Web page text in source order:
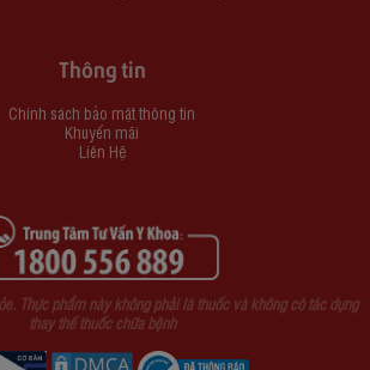
Thông tin
Chính sách bảo mật thông tin
Khuyến mãi
Liên Hệ
Thực phẩm này không phải là thuốc và không có tác dụng
thay thế thuốc chữa bệnh